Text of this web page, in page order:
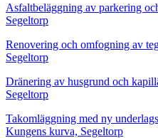
Asfaltbeläggning av parkering
Segeltorp
Renovering och omfogning av
Segeltorp
Dränering av husgrund och
Segeltorp
Takomläggning med ny
Kungens kurva, Segeltorp